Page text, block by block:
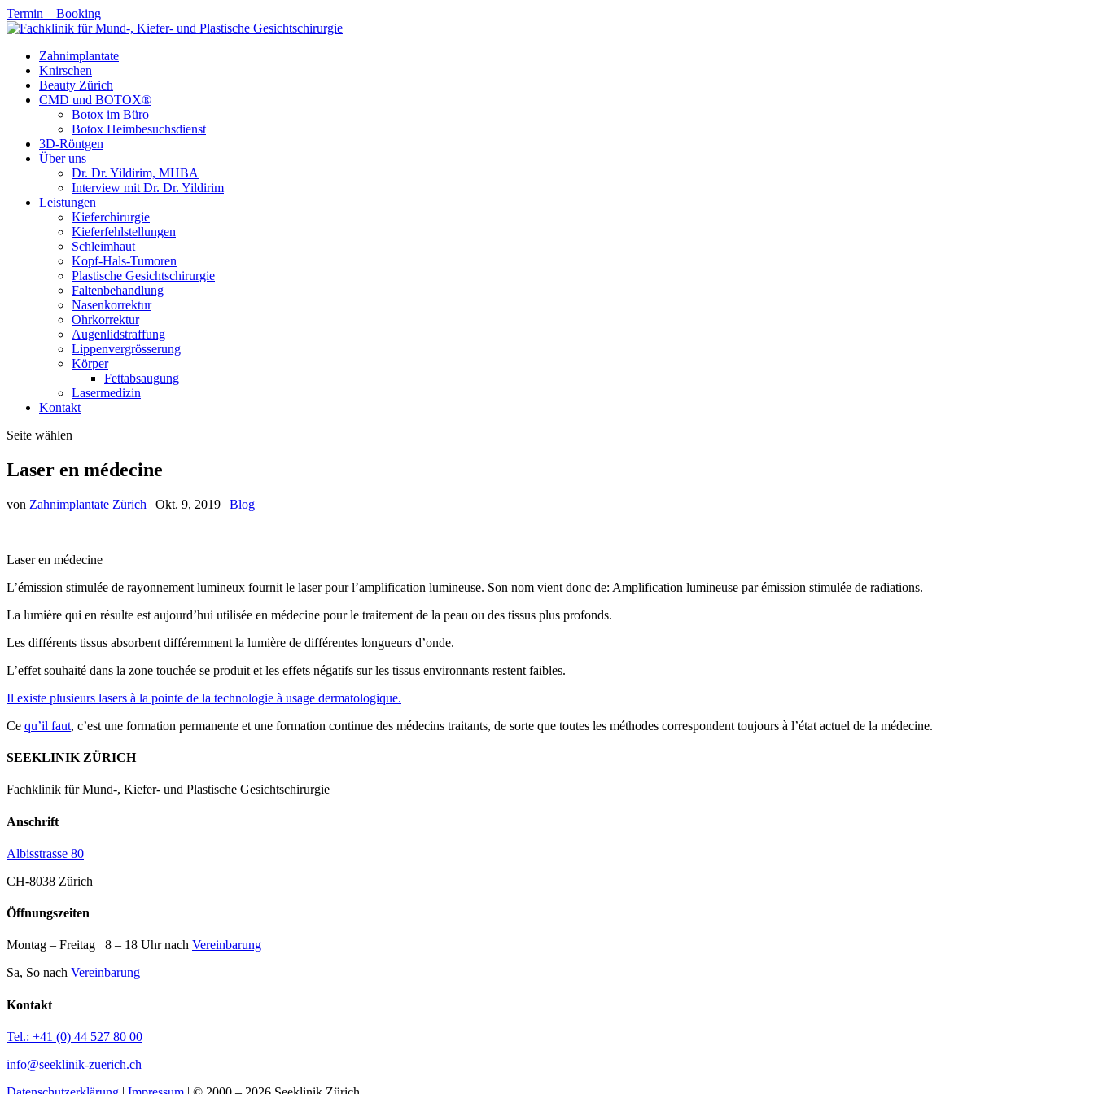
Termin – Booking
Zahnimplantate
Knirschen
Beauty Zürich
CMD und BOTOX®
Botox im Büro
Botox Heimbesuchsdienst
3D-Röntgen
Über uns
Dr. Dr. Yildirim, MHBA
Interview mit Dr. Dr. Yildirim
Leistungen
Kieferchirurgie
Kieferfehlstellungen
Schleimhaut
Kopf-Hals-Tumoren
Plastische Gesichtschirurgie
Faltenbehandlung
Nasenkorrektur
Ohrkorrektur
Augenlidstraffung
Lippenvergrösserung
Körper
Fettabsaugung
Lasermedizin
Kontakt
Seite wählen
Laser en médecine
von Zahnimplantate Zürich | Okt. 9, 2019 | Blog
Laser en médecine
L’émission stimulée de rayonnement lumineux fournit le laser pour l’amplification lumineuse. Son nom vient donc de: Amplification lumineuse par émission stimulée de radiations.
La lumière qui en résulte est aujourd’hui utilisée en médecine pour le traitement de la peau ou des tissus plus profonds.
Les différents tissus absorbent différemment la lumière de différentes longueurs d’onde.
L’effet souhaité dans la zone touchée se produit et les effets négatifs sur les tissus environnants restent faibles.
Il existe plusieurs lasers à la pointe de la technologie à usage dermatologique.
Ce qu’il faut, c’est une formation permanente et une formation continue des médecins traitants, de sorte que toutes les méthodes correspondent toujours à l’état actuel de la médecine.
SEEKLINIK ZÜRICH
Fachklinik für Mund-, Kiefer- und Plastische Gesichtschirurgie
Anschrift
Albisstrasse 80
CH-8038 Zürich
Öffnungszeiten
Montag – Freitag 8 – 18 Uhr nach Vereinbarung
Sa, So nach Vereinbarung
Kontakt
Tel.: +41 (0) 44 527 80 00
info@seeklinik-zuerich.ch